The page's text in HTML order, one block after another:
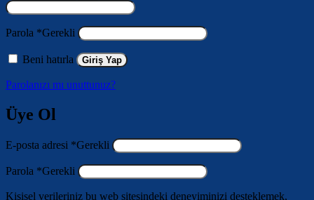
Parola *Gerekli
Beni hatırla Giriş Yap
Parolanızı mı unuttunuz?
Üye Ol
E-posta adresi *Gerekli
Parola *Gerekli
Kişisel verileriniz bu web sitesindeki deneyiminizi desteklemek,